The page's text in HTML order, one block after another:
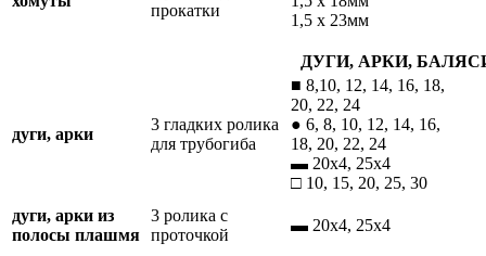
прокатки
1,5 х 23мм
ДУГИ, АРКИ,
дуги, арки
3 гладких ролика
для трубогиба
■ 8,10, 12, 14, 16, 18,
20, 22, 24
● 6, 8, 10, 12, 14, 16,
18, 20, 22, 24
▬ 20х4, 25х4
□ 10, 15, 20, 25, 30
дуги, арки из
полосы плашмя
3 ролика с
проточкой
▬ 20х4, 25х4